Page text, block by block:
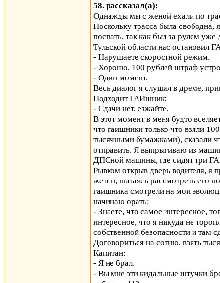
58. рассказал(а):
Однажды мы с женой ехали по
Поскольку трасса была
поспать, так как был за рулем уже
Тульской области нас остановил
- Нарушаете скоростной режим.
- Хорошо, 100 рублей штраф
- Один момент.
Весь диалог я слушал в дреме,
Подходит ГАИшник:
- Сдачи нет, езжайте.
В этот момент в меня будто
что гаишники только что взяли
тысячными бумажками), сказали
отправить. Я выпрыгиваю из
ДПСной машины, где сидят три
Рывком открыв дверь водителя, я
жетон, пытаясь рассмотреть его
гаишника смотрели на мои
начинаю орать:
- Знаете, что самое интересное,
интересное, что я никуда не
собственной безопасности и там
Договориться на сотню, взять
Капитан:
- Я не брал.
- Вы мне эти кидальные штучки